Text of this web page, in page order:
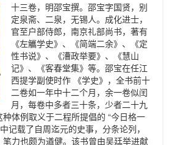
十三卷，明邵宝撰。邵宝字国贤，别
定泉斋、二泉，无锡人。成化进士，
官至户部侍郎，南京礼部尚书，著有
《左觿学史》、《简端二余》、《定
性书说》、《漕政举要》、《慧山
记》、《客春堂集》等。邵宝在任江
西提学副使时作 《学史》，全书前十
二卷如一年中十二个月，余一卷似闰
月，每卷中多者三十条，少者二十九
体例取义于二程所提倡的 “今日格一
记载了自周迄元的史事，分条论列，
力也颇为遒健。该书曾由吴廷举进献